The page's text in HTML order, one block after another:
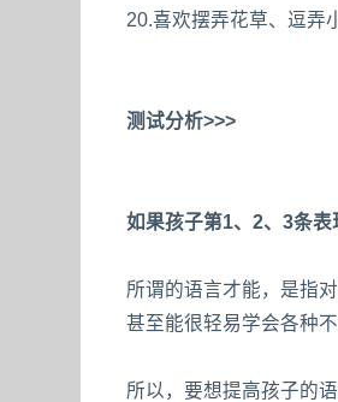
20.喜欢摆弄花草、逗弄
测试分析>>>
如果孩子第1、2、3条表
所谓的语言才能，是指
甚至能很轻易学会各种
所以，要想提高孩子的